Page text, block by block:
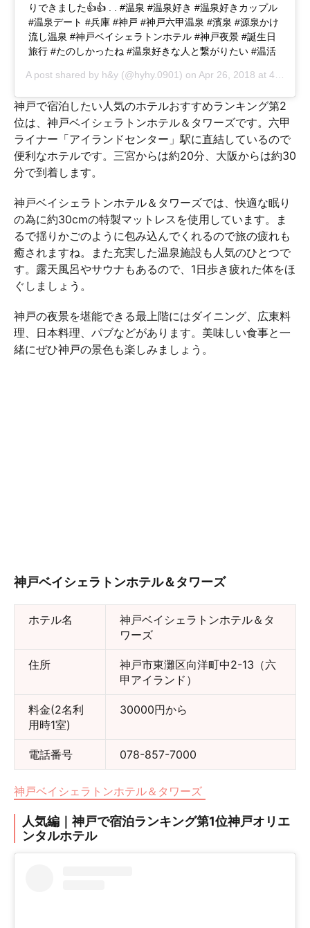
りできました👍👍 . . #温泉 #温泉好き #温泉好きカップル
#温泉デート #兵庫 #神戸 #神戸六甲温泉 #濱泉 #源泉かけ
流し温泉 #神戸ベイシェラトンホテル #神戸夜景 #誕生日
旅行 #たのしかったね #温泉好きな人と繋がりたい #温活
A post shared by h&y (@hyhy.0901) on Apr 26, 2018 at 4:56am PDT
神戸で宿泊したい人気のホテルおすすめランキング第2
位は、神戸ベイシェラトンホテル＆タワーズです。六甲
ライナー「アイランドセンター」駅に直結しているので
便利なホテルです。三宮からは約20分、大阪からは約30
分で到着します。
神戸ベイシェラトンホテル＆タワーズでは、快適な眠り
の為に約30cmの特製マットレスを使用しています。ま
るで揺りかごのように包み込んでくれるので旅の疲れも
癒されますね。また充実した温泉施設も人気のひとつで
す。露天風呂やサウナもあるので、1日歩き疲れた体をほ
ぐしましょう。
神戸の夜景を堪能できる最上階にはダイニング、広東料
理、日本料理、パブなどがあります。美味しい食事と一
緒にぜひ神戸の景色も楽しみましょう。
神戸ベイシェラトンホテル＆タワーズ
ホテル名
神戸ベイシェラトンホテル＆タ
ワーズ
住所
神戸市東灘区向洋町中2-13（六
甲アイランド）
料金(2名利
用時1室)
30000円から
電話番号 078-857-7000
神戸ベイシェラトンホテル＆タワーズ
人気編｜神戸で宿泊ランキング第1位神戸オリエ
ンタルホテル